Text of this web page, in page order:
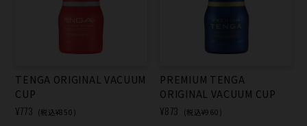
TENGA ORIGINAL VACUUM
CUP
¥773 (税込¥850)
PREMIUM TENGA
ORIGINAL VACUUM CUP
¥873 (税込¥960)